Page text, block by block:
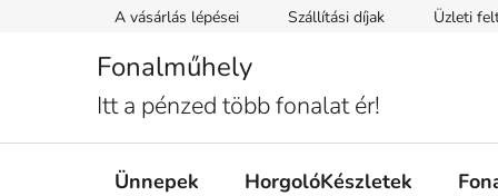
A vásárlás lépései Szállítási díjak Üzleti
Fonalműhely
Itt a pénzed több fonalat ér!
Ünnepek HorgolóKészletek